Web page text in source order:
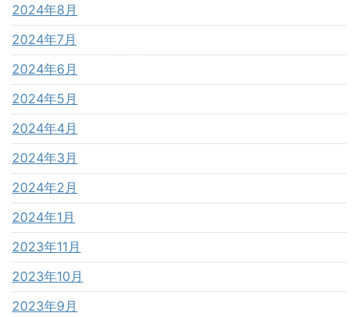
2024年8月
2024年7月
2024年6月
2024年5月
2024年4月
2024年3月
2024年2月
2024年1月
2023年11月
2023年10月
2023年9月